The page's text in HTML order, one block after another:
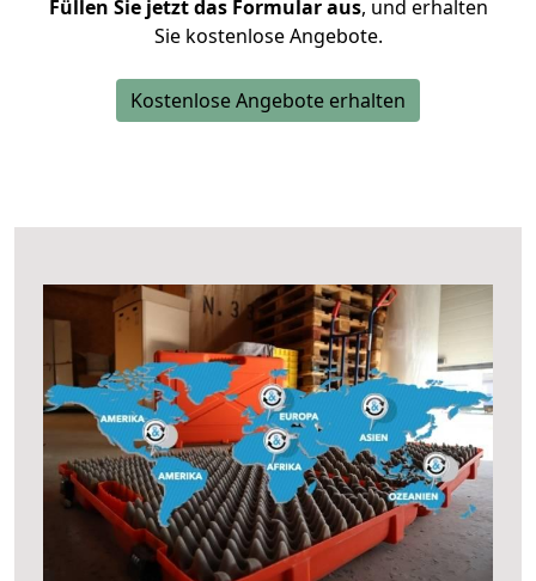
Füllen Sie jetzt das Formular aus, und erhalten
Sie kostenlose Angebote.
Kostenlose Angebote erhalten